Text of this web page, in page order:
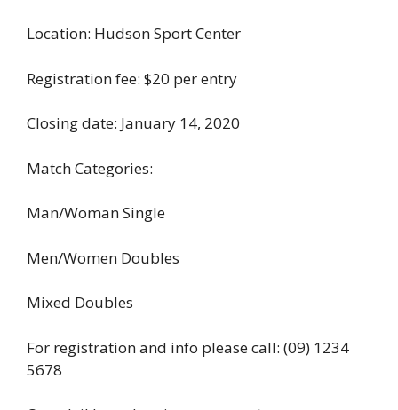
Location: Hudson Sport Center
Registration fee: $20 per entry
Closing date: January 14, 2020
Match Categories:
Man/Woman Single
Men/Women Doubles
Mixed Doubles
For registration and info please call: (09) 1234
5678